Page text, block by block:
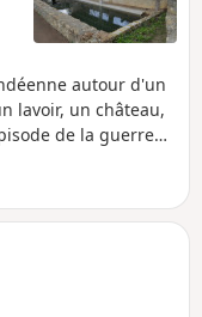
autour d'un
lavoir, un château,
de la guerre